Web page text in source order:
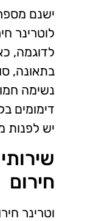
ישנם
לוטרינר
לדוגמה,
בתאונה,
נשימה
דימומים
יש לפנות
חירום
וטרינר